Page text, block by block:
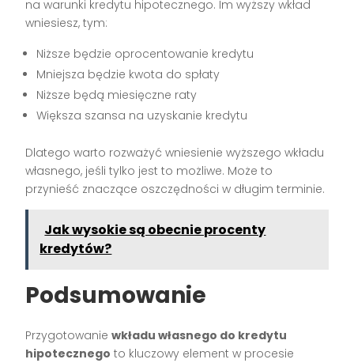
na warunki kredytu hipotecznego. Im wyższy wkład
wniesiesz, tym:
Niższe będzie oprocentowanie kredytu
Mniejsza będzie kwota do spłaty
Niższe będą miesięczne raty
Większa szansa na uzyskanie kredytu
Dlatego warto rozważyć wniesienie wyższego wkładu
własnego, jeśli tylko jest to możliwe. Może to
przynieść znaczące oszczędności w długim terminie.
Jak wysokie są obecnie procenty
kredytów?
Podsumowanie
Przygotowaniewkładu własnego do kredytu
hipotecznego to kluczowy element w procesie